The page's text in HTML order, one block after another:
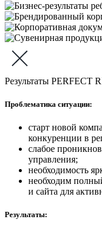
Результаты PERFECT
Проблематика ситуации:
старт новой
конкуренции в
слабое
управления;
необходимость
необходим
и сайта для
Результаты: